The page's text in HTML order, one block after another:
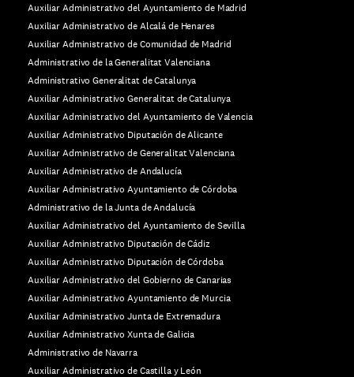
Auxiliar Administrativo del Ayuntamiento de Madrid
Auxiliar Administrativo de Alcalá de Henares
Auxiliar Administrativo de Comunidad de Madrid
Administrativo de la Generalitat Valenciana
Administrativo Generalitat de Catalunya
Auxiliar Administrativo Generalitat de Catalunya
Auxiliar Administrativo del Ayuntamiento de Valencia
Auxiliar Administrativo Diputación de Alicante
Auxiliar Administrativo de Generalitat Valenciana
Auxiliar Administrativo de Andalucía
Auxiliar Administrativo Ayuntamiento de Córdoba
Administrativo de la Junta de Andalucía
Auxiliar Administrativo del Ayuntamiento de Sevilla
Auxiliar Administrativo Diputación de Cádiz
Auxiliar Administrativo Diputación de Córdoba
Auxiliar Administrativo del Gobierno de Canarias
Auxiliar Administrativo Ayuntamiento de Murcia
Auxiliar Administrativo Junta de Extremadura
Auxiliar Administrativo Xunta de Galicia
Administrativo de Navarra
Auxiliar Administrativo de Castilla y León